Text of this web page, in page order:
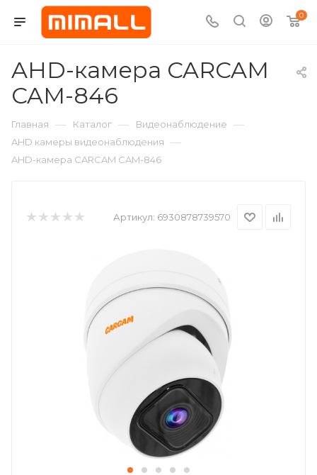
0
AHD-камера CARCAM
CAM-846
Главная — Каталог — Видеонаблюдение —
AHD камеры видеонаблюдения —
AHD-камера CARCAM CAM-846
Артикул: 6930878739570